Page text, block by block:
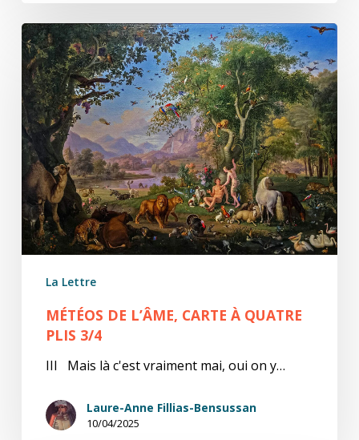
Météos
de
l’âme,
carte
à
quatre
plis
3/4
La Lettre
MÉTÉOS DE L’ÂME, CARTE À QUATRE
PLIS 3/4
III Mais là c'est vraiment mai, oui on y…
Laure-Anne Fillias-Bensussan
10/04/2025